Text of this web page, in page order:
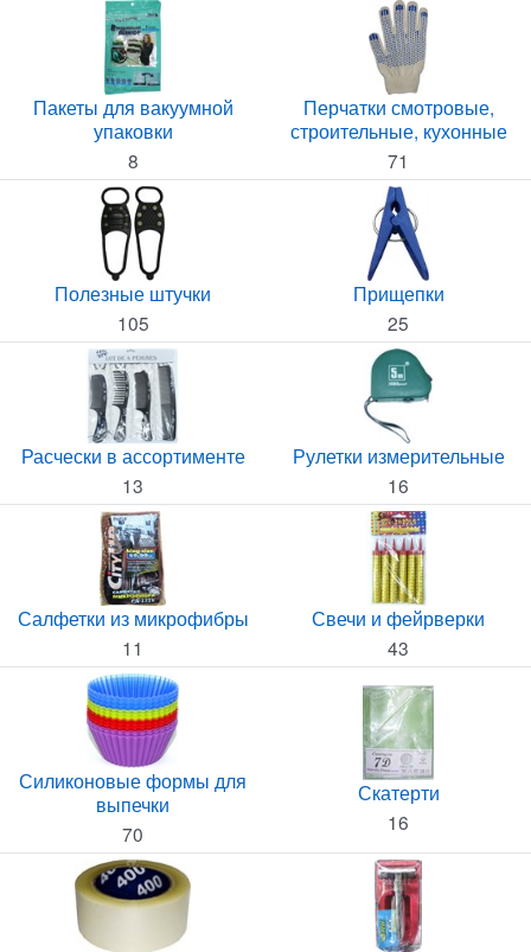
Пакеты для вакуумной
упаковки
8
Перчатки смотровые,
строительные, кухонные
71
Полезные штучки
105
Прищепки
25
Расчески в ассортименте
13
Рулетки измерительные
16
Салфетки из микрофибры
11
Свечи и фейрверки
43
Силиконовые формы для
выпечки
70
Скатерти
16